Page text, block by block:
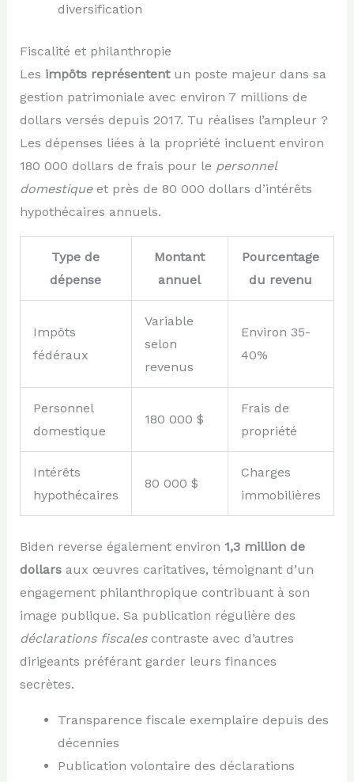
diversification
Fiscalité et philanthropie
Les impôts représententun poste majeur dans sa
gestion patrimoniale avec environ 7 millions de
dollars versés depuis 2017. Tu réalises l’ampleur ?
Les dépenses liées à la propriété incluent environ
180 000 dollars de frais pour le personnel
domestiqueet près de 80 000 dollars d’intérêts
hypothécaires annuels.
Type de
dépense
Montant
annuel
Pourcentage
du revenu
Impôts
fédéraux
Variable
selon
revenus
Environ 35-
40%
Personnel
domestique
180 000 $
Frais de
propriété
Intérêts
hypothécaires
80 000 $
Charges
immobilières
Biden reverse également environ 1,3 million de
dollarsaux œuvres caritatives, témoignant d’un
engagement philanthropique contribuant à son
image publique. Sa publication régulière des
déclarations fiscalescontraste avec d’autres
dirigeants préférant garder leurs finances
secrètes.
Transparence fiscale exemplaire depuis des
décennies
Publication volontaire des déclarations